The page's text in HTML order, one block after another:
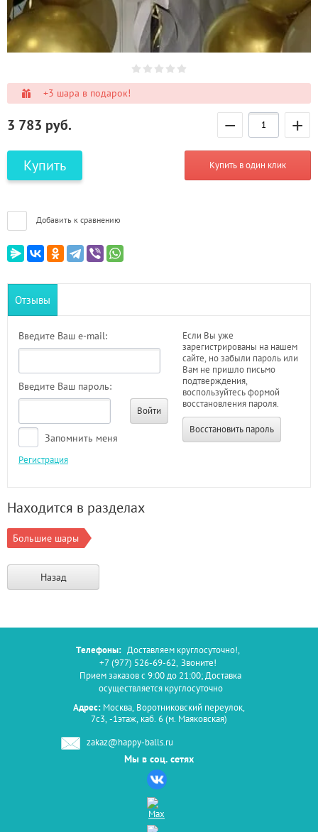
+3 шара в подарок!
3 783 руб. − +
Купить Купить в один клик
Добавить к сравнению
Отзывы
Введите Ваш e-mail:
Введите Ваш пароль:
Войти
Запомнить меня
Регистрация
Если Вы уже
зарегистрированы на нашем
сайте, но забыли пароль или
Вам не пришло письмо
подтверждения,
воспользуйтесь формой
восстановления пароля.
Восстановить пароль
Находится в разделах
Большие шары
Назад
Телефоны: Доставляем круглосуточно!,
+7 (977) 526-69-62, Звоните!
Прием заказов с 9:00 до 21:00; Доставка
осуществляется круглосуточно
Адрес: Москва, Воротниковский переулок,
7с3, -1этаж, каб. 6 (м. Маяковская)
zakaz@happy-balls.ru
Мы в соц. сетях